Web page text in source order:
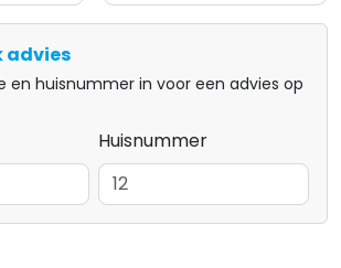
advies
en huisnummer in voor een advies op
Huisnummer